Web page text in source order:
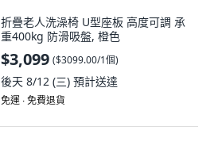
折疊老人洗澡椅 U型座板 高度可調 承
重400kg 防滑吸盤, 橙色
$3,099 ($3099.00/1個)
後天 8/12 (三) 預計送達
免運 ∙ 免費退貨